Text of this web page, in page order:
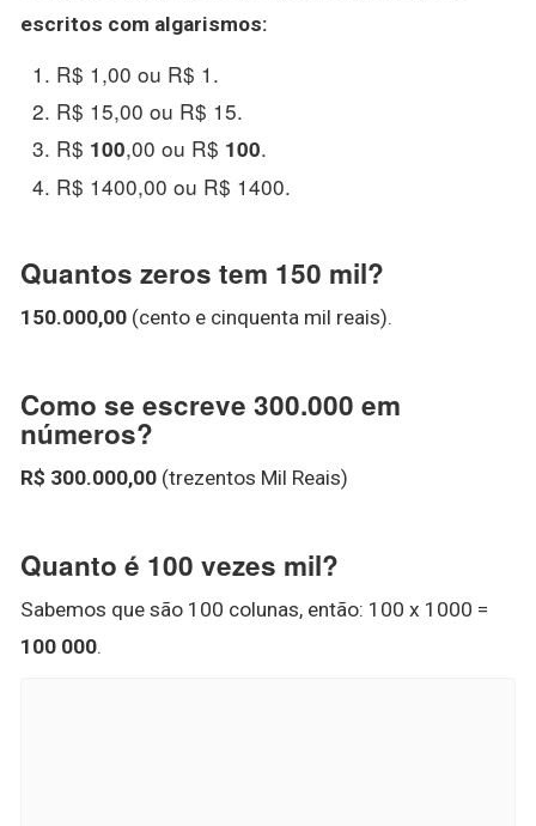
escritos com algarismos:
R$ 1,00 ou R$ 1.
R$ 15,00 ou R$ 15.
R$ 100,00 ou R$ 100.
R$ 1400,00 ou R$ 1400.
Quantos zeros tem 150 mil?
150.000,00 (cento e cinquenta mil reais).
Como se escreve 300.000 em
números?
R$ 300.000,00 (trezentos Mil Reais)
Quanto é 100 vezes mil?
Sabemos que são 100 colunas, então: 100 x 1000 =
100 000.